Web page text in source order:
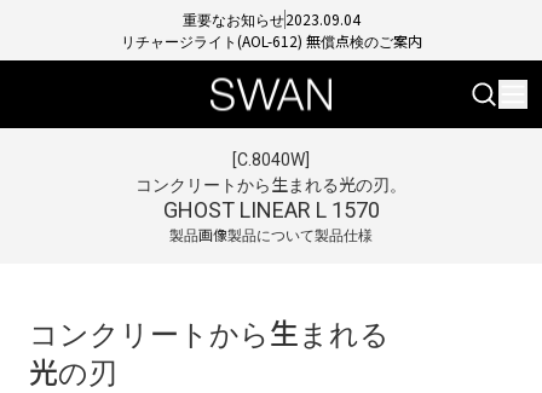
重要なお知らせ2023.09.04
リチャージライト(AOL-612) 無償点検のご案内
[C.8040W
コンクリートから生まれる光の刃。
GHOST LINEAR L 1570
製品画像製品について製品仕様
コンクリートから生まれる
光の刃